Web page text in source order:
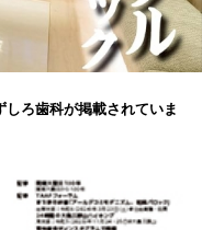
ろ歯科が掲載されていま